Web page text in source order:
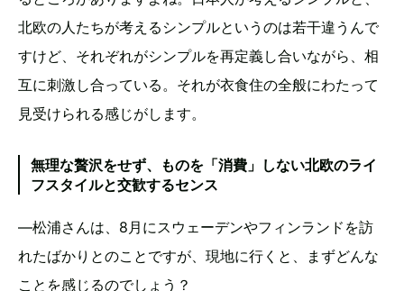
北欧の人たちが考えるシンプルというのは若干違うんで
すけど、それぞれがシンプルを再定義し合いながら、相
互に刺激し合っている。それが衣食住の全般にわたって
見受けられる感じがします。
無理な贅沢をせず、ものを「消費」しない北欧のライ
フスタイルと交歓するセンス
—松浦さんは、8月にスウェーデンやフィンランドを訪
れたばかりとのことですが、現地に行くと、まずどんな
ことを感じるのでしょう？